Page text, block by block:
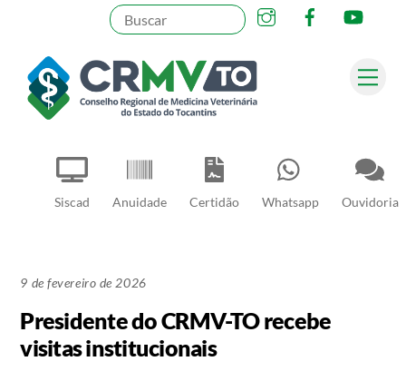
content
Siscad Anuidade Certidão Whatsapp Ouvidoria
InstagramFacebook
Pesquisar
9 de fevereiro de 2026
Presidente do CRMV-TO recebe
visitas institucionais